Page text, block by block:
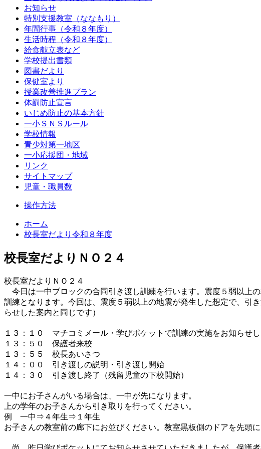
お知らせ
特別支援教室（ななもり）
年間行事（令和８年度）
生活時程（令和８年度）
給食献立表など
学校提出書類
図書だより
保健室より
授業改善推進プラン
体罰防止宣言
いじめ防止の基本方針
一小ＳＮＳルール
学校情報
青少対第一地区
一小応援団・地域
リンク
サイトマップ
児童・職員数
操作方法
ホーム
校長室だより令和８年度
校長室だよりＮＯ２４
校長室だよりＮＯ２４
今日は一中ブロックの合同引き渡し訓練を行います。震度５弱以上
訓練となります。今回は、震度５弱以上の地震が発生した想定で、引
らせした案内と同じです）
１３：１０ マチコミメール・学びポケットで訓練の実施をお知らせし
１３：５０ 保護者来校
１３：５５ 校長あいさつ
１４：００ 引き渡しの説明・引き渡し開始
１４：３０ 引き渡し終了（残留児童の下校開始）
一中にお子さんがいる場合は、一中が先になります。
上の学年のお子さんから引き取りを行ってください。
例 一中⇒４年生⇒１年生
お子さんの教室前の廊下にお並びください。教室黒板側のドアを先頭